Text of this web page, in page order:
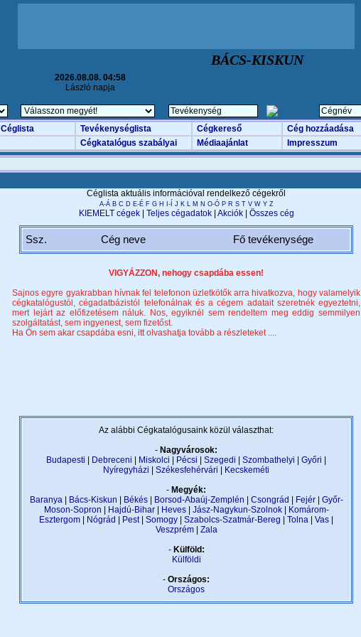
2026.08.08. 04:58
László napja
BÁCS-KISKUN
Céglista Tevékenységlista Cégkereső Cég hozzáadása
Cégkatalógus szabályai
Médiaajánlat Impresszum
Céglista aktuális információval rendelkező cégekről
A-Á B C D E-É F G H I-Í J K L M N O-Ó P R S T V W Y Z
KIEMELT cégek| Teljes cégadatok| Akciók| Összes cég
Ssz. Cég neve Fő tevékenysége
VIGYÁZZON, nehogy csapdába essen!
Sajnos egyre gyakrabban hívnak fel telefonon üzletkötők arra hivatkozva, hogy valamelyik
cégkatalógustól, cégadatbázistól telefonálnak és a cégem adatait szeretnék egyeztetni,
mert lejárt az előfizetésem náluk. Nos, egyiknél sem rendeltem meg eddig semmilyen
szolgáltatást, sem ingyenest, sem fizetőst.
Ha Ön sem akar csapdába esni, itt olvashatja tovább a részleteket ....
Az alábbi Cégkatalógusaink közül választhat:
- Nagyvárosok:
Budapesti
Debreceni Miskolci Pécsi Szegedi Szombathelyi Győri
Nyíregyházi
Székesfehérvári
Kecskeméti
- Megyék:
Baranya| Bács-Kiskun Békés| Borsod-Abaúj-Zemplén Csongrád Fejér| Győr-
Moson-Sopron
Hajdú-Bihar| Heves| Jász-Nagykun-Szolnok|
Komárom-
Esztergom
Nógrád Pest| Somogy Szabolcs-Szatmár-Bereg Tolna Vas
Veszprém| Zala
- Külföld:
Külföldi
- Országos:
Országos